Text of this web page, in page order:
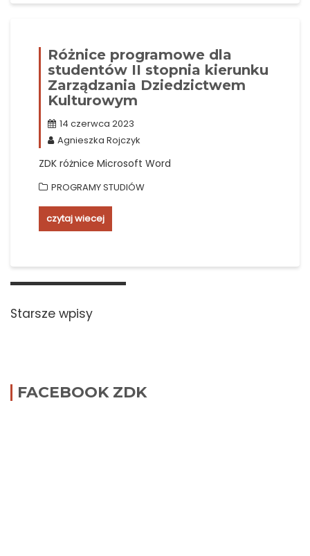
Różnice programowe dla
studentów II stopnia kierunku
Zarządzania Dziedzictwem
Kulturowym
14 czerwca 2023
Agnieszka Rojczyk
ZDK różnice Microsoft Word
PROGRAMY STUDIÓW
czytaj wiecej
Nawigacja
wpisach
Starsze wpisy
FACEBOOK ZDK